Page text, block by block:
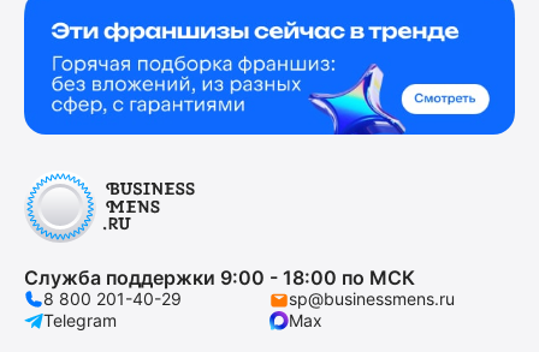
Служба поддержки 9:00 - 18:00 по МСК
8 800 201-40-29
sp@businessmens.ru
Telegram
Max